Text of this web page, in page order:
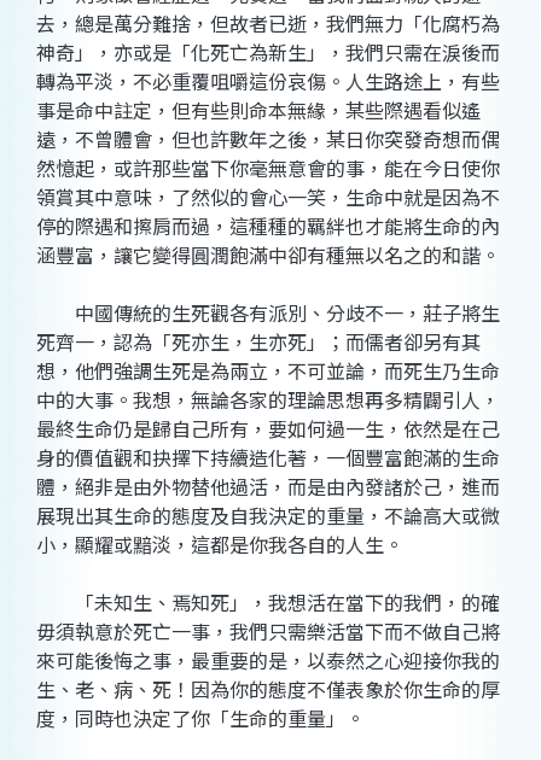
去，總是萬分難捨，但故者已逝，我們無力「化腐朽為
神奇」，亦或是「化死亡為新生」，我們只需在淚後而
轉為平淡，不必重覆咀嚼這份哀傷。人生路途上，有些
事是命中註定，但有些則命本無緣，某些際遇看似遙
遠，不曾體會，但也許數年之後，某日你突發奇想而偶
然憶起，或許那些當下你毫無意會的事，能在今日使你
領賞其中意味，了然似的會心一笑，生命中就是因為不
停的際遇和擦肩而過，這種種的羈絆也才能將生命的內
涵豐富，讓它變得圓潤飽滿中卻有種無以名之的和諧。
中國傳統的生死觀各有派別、分歧不一，莊子將生
死齊一，認為「死亦生，生亦死」；而儒者卻另有其
想，他們強調生死是為兩立，不可並論，而死生乃生命
中的大事。我想，無論各家的理論思想再多精闢引人，
最終生命仍是歸自己所有，要如何過一生，依然是在己
身的價值觀和抉擇下持續造化著，一個豐富飽滿的生命
體，絕非是由外物替他過活，而是由內發諸於己，進而
展現出其生命的態度及自我決定的重量，不論高大或微
小，顯耀或黯淡，這都是你我各自的人生。
「未知生、焉知死」，我想活在當下的我們，的確
毋須執意於死亡一事，我們只需樂活當下而不做自己將
來可能後悔之事，最重要的是，以泰然之心迎接你我的
生、老、病、死！因為你的態度不僅表象於你生命的厚
度，同時也決定了你「生命的重量」。